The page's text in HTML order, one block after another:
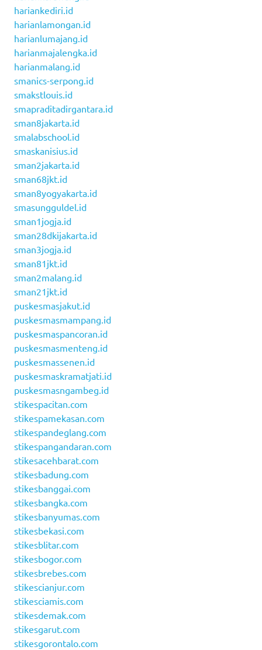
hariankediri.id
harianlamongan.id
harianlumajang.id
harianmajalengka.id
harianmalang.id
smanics-serpong.id
smakstlouis.id
smapraditadirgantara.id
sman8jakarta.id
smalabschool.id
smaskanisius.id
sman2jakarta.id
sman68jkt.id
sman8yogyakarta.id
smasungguldel.id
sman1jogja.id
sman28dkijakarta.id
sman3jogja.id
sman81jkt.id
sman2malang.id
sman21jkt.id
puskesmasjakut.id
puskesmasmampang.id
puskesmaspancoran.id
puskesmasmenteng.id
puskesmassenen.id
puskesmaskramatjati.id
puskesmasngambeg.id
stikespacitan.com
stikespamekasan.com
stikespandeglang.com
stikespangandaran.com
stikesacehbarat.com
stikesbadung.com
stikesbanggai.com
stikesbangka.com
stikesbanyumas.com
stikesbekasi.com
stikesblitar.com
stikesbogor.com
stikesbrebes.com
stikescianjur.com
stikesciamis.com
stikesdemak.com
stikesgarut.com
stikesgorontalo.com